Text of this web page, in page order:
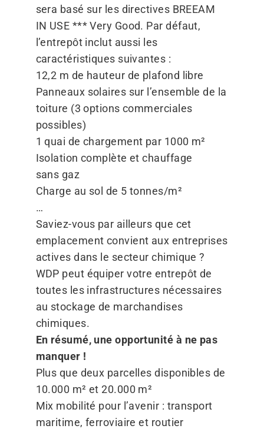
sera basé sur les directives BREEAM
IN USE *** Very Good. Par défaut,
l’entrepôt inclut aussi les
caractéristiques suivantes :
12,2 m de hauteur de plafond libre
Panneaux solaires sur l’ensemble de la
toiture (3 options commerciales
possibles)
1 quai de chargement par 1000 m²
Isolation complète et chauffage
sans gaz
Charge au sol de 5 tonnes/​m²
…
Saviez-vous par ailleurs que cet
emplacement convient aux entreprises
actives dans le secteur chimique ?
WDP peut équiper votre entrepôt de
toutes les infrastructures nécessaires
au stockage de marchandises
chimiques.
En résumé, une opportunité à ne pas
manquer !
Plus que deux parcelles disponibles de
10.000 m² et 20.000 m²
Mix mobilité pour l’avenir : transport
maritime, ferroviaire et routier